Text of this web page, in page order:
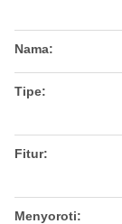
Nama:
Tipe:
Fitur:
Menyoroti: